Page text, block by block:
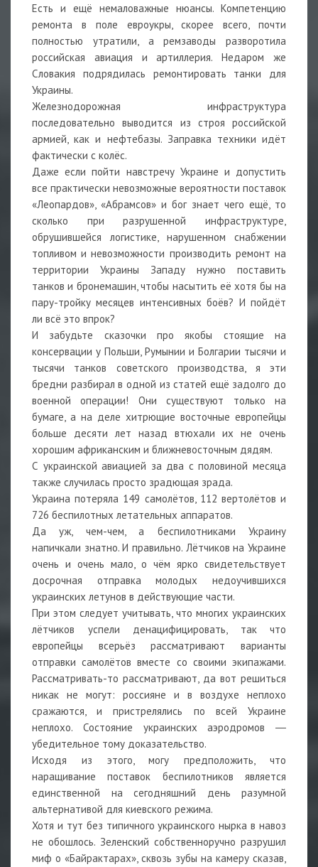
Есть и ещё немаловажные нюансы. Компетенцию
ремонта в поле евроукры, скорее всего, почти
полностью утратили, а ремзаводы разворотила
российская авиация и артиллерия. Недаром же
Словакия подрядилась ремонтировать танки для
Украины.
Железнодорожная инфраструктура
последовательно выводится из строя российской
армией, как и нефтебазы. Заправка техники идёт
фактически с колёс.
Даже если пойти навстречу Украине и допустить
все практически невозможные вероятности поставок
«Леопардов», «Абрамсов» и бог знает чего ещё, то
сколько при разрушенной инфраструктуре,
обрушившейся логистике, нарушенном снабжении
топливом и невозможности производить ремонт на
территории Украины Западу нужно поставить
танков и бронемашин, чтобы насытить её хотя бы на
пару-тройку месяцев интенсивных боёв? И пойдёт
ли всё это впрок?
И забудьте сказочки про якобы стоящие на
консервации у Польши, Румынии и Болгарии тысячи и
тысячи танков советского производства, я эти
бредни разбирал в одной из статей ещё задолго до
военной операции! Они существуют только на
бумаге, а на деле хитрющие восточные европейцы
больше десяти лет назад втюхали их не очень
хорошим африканским и ближневосточным дядям.
С украинской авиацией за два с половиной месяца
также случилась просто зрадющая зрада.
Украина потеряла 149 самолётов, 112 вертолётов и
726 беспилотных летательных аппаратов.
Да уж, чем-чем, а беспилотниками Украину
напичкали знатно. И правильно. Лётчиков на Украине
очень и очень мало, о чём ярко свидетельствует
досрочная отправка молодых недоучившихся
украинских летунов в действующие части.
При этом следует учитывать, что многих украинских
лётчиков успели денацифицировать, так что
европейцы всерьёз рассматривают варианты
отправки самолётов вместе со своими экипажами.
Рассматривать-то рассматривают, да вот решиться
никак не могут: россияне и в воздухе неплохо
сражаются, и пристрелялись по всей Украине
неплохо. Состояние украинских аэродромов ―
убедительное тому доказательство.
Исходя из этого, могу предположить, что
наращивание поставок беспилотников является
единственной на сегодняшний день разумной
альтернативой для киевского режима.
Хотя и тут без типичного украинского нырка в навоз
не обошлось. Зеленский собственноручно разрушил
миф о «Байрактарах», сквозь зубы на камеру сказав,